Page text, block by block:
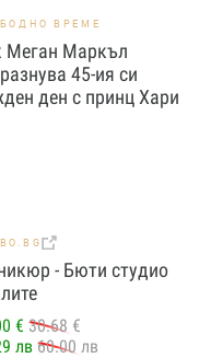
ВРЕМЕ
Меган Маркъл
45-ия си
ден с принц Хари
- Бюти студио
€ 30.68 €
лв 60.00 лв